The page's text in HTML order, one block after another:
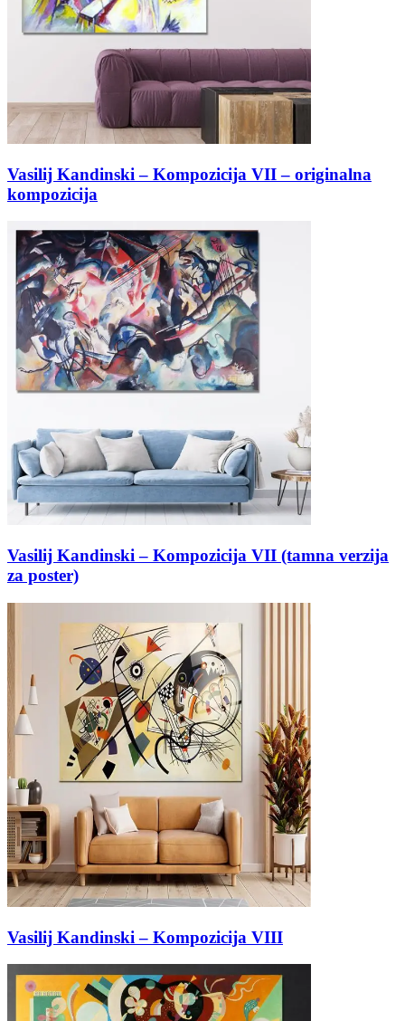
Vasilij Kandinski – Kompozicija VII – originalna
kompozicija
Vasilij Kandinski – Kompozicija VII (tamna verzija
za poster)
Vasilij Kandinski – Kompozicija VIII